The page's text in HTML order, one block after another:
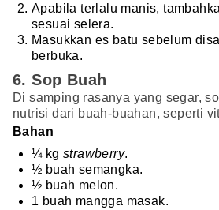
Apabila terlalu manis,
sesuai selera.
Masukkan es batu sebelum
berbuka.
6. Sop Buah
Di samping rasanya yang segar,
nutrisi dari buah-buahan, seperti
Bahan
¼ kg strawberry.
½ buah semangka.
½ buah melon.
1 buah mangga masak.